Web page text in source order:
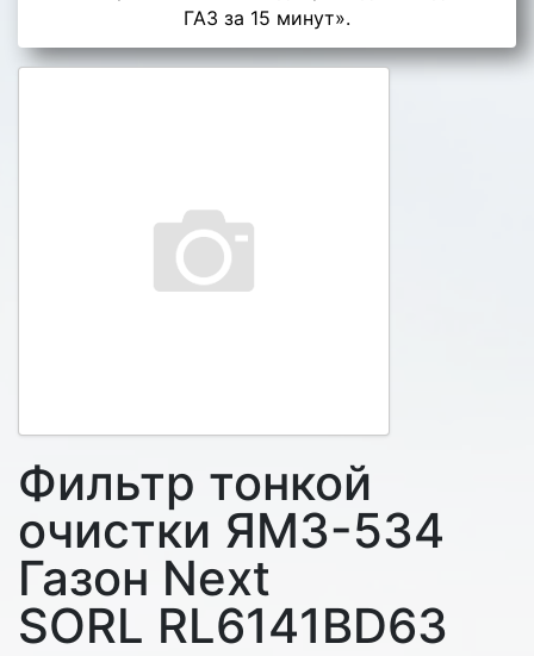
ГАЗ за 15 минут».
Фильтр тонкой
очистки ЯМЗ-534
Газон Next
SORL RL6141BD63